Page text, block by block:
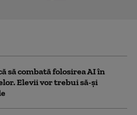
să combată folosirea AI în
Elevii vor trebui să-şi